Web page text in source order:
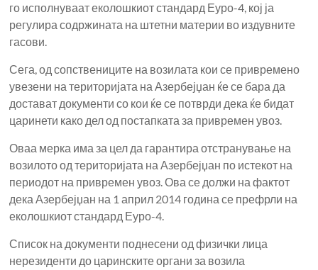
го исполнуваат еколошкиот стандард Еуро-4, кој ја
регулира содржината на штетни материи во издувните
гасови.
Сега, од сопствениците на возилата кои се привремено
увезени на територијата на Азербејџан ќе се бара да
достават документи со кои ќе се потврди дека ќе бидат
царинети како дел од постапката за привремен увоз.
Оваа мерка има за цел да гарантира отстранување на
возилото од територијата на Азербејџан по истекот на
периодот на привремен увоз. Ова се должи на фактот
дека Азербејџан на 1 април 2014 година се префрли на
еколошкиот стандард Еуро-4.
Список на документи поднесени од физички лица
нерезиденти до царинските органи за возила